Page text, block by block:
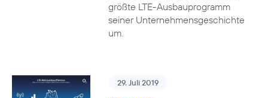
größte LTE-Ausbauprogramm
seiner Unternehmensgeschichte
um.
29. Juli 2019